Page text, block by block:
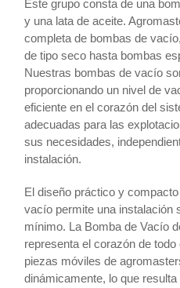
Este grupo consta de una
y una lata de aceite.
completa de bombas de
de tipo seco hasta bombas
Nuestras bombas de vacío
proporcionando un nivel de
eficiente en el corazón del
adecuadas para las
sus necesidades,
instalación.
El diseño práctico y
vacío permite una instalación
mínimo. La Bomba de Vacío
representa el corazón de
piezas móviles de
dinámicamente, lo que